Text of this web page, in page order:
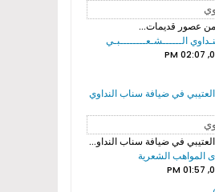
من عصور قديمات...
الــــــشـعــــــــبـي
في ضيافة سناب النداوي
في ضيافة سناب النداوي بروموهات فيديوهات...
المواهب الشعرية